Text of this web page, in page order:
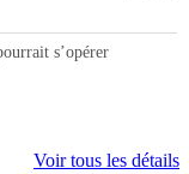
s’opérer
Voir tous les détails